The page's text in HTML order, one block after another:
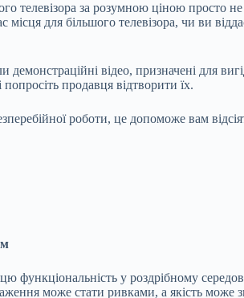
телевізора за розумною ціною
для більшого телевізора, чи ви
відео, призначені для
продавця відтворити їх.
роботи, це допоможе вам
цю функціональність у роздрібному
може стати ривками, а якість може